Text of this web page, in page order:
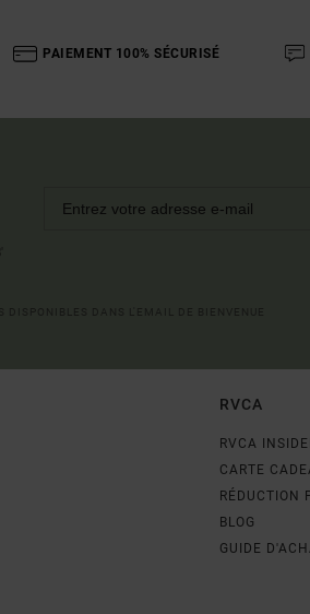
PAIEMENT 100% SÉCURISÉ
RVCA
RVCA
CARTE
RÉDUCTION
BLOG
GUIDE